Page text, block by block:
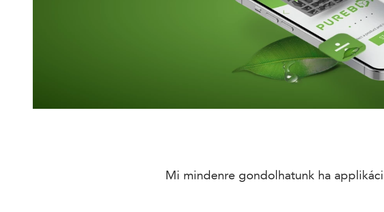
Mi mindenre gondolhatunk ha